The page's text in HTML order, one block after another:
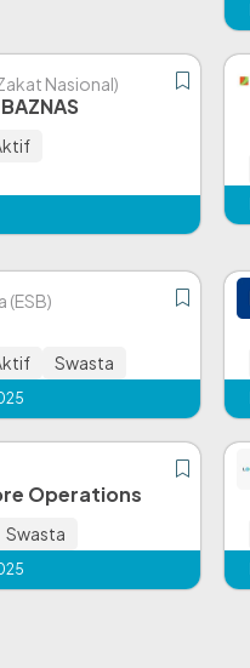
Nasional)
(ESB)
Swasta
Operations
Swasta